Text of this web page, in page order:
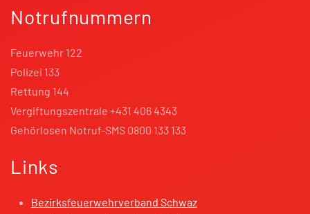
Notrufnummern
Feuerwehr 122
Polizei 133
Rettung 144
Vergiftungszentrale +431 406 4343
Gehörlosen Notruf-SMS 0800 133 133
Links
Bezirksfeuerwehrverband Schwaz